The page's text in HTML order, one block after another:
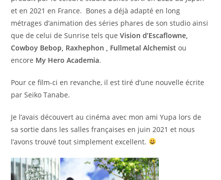
et en 2021 en France. Bones a déjà adapté en long
métrages d’animation des séries phares de son studio ainsi
que de celui de Sunrise tels queVision d’Escaflowne,
Cowboy Bebop, Raxhephon , Fullmetal Alchemistou
encore My Hero Academia.
Pour ce film-ci en revanche, il est tiré d’une nouvelle écrite
par Seiko Tanabe.
Je l’avais découvert au cinéma avec mon ami Yupa lors de
sa sortie dans les salles françaises en juin 2021 et nous
l’avons trouvé tout simplement excellent.